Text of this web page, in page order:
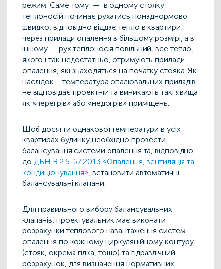
режим. Саме тому — в одному стояку
теплоносій починає рухатись понаднормово
швидко, відповідно віддає тепло в квартири
через прилади опалення в більшому розмірі, а в
іншому — рух теплоносія повільний, все тепло,
якого і так недостатньо, отримують прилади
опалення, які знаходяться на початку стояка. Як
наслідок —температура опалювальних приладів
не відповідає проектній та виникають такі явища
як «перегрів» або «недогрів» приміщень.
Щоб досягти однакової температури в усіх
квартирах будинку необхідно провести
балансування системи опалення та, відповідно
до ДБН В.2.5-67:2013 «Опалення, вентиляція та
кондиціонування», встановити автоматичні
балансувальні клапани.
Для правильного вибору балансувальних
клапанів, проектувальник має виконати
розрахунки теплового навантаження систем
опалення по кожному циркуляційному контуру
(стояк, окрема гілка, тощо) та гідравлічний
розрахунок, для визначення нормативних